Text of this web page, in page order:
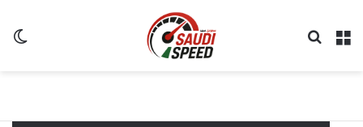
القائمة